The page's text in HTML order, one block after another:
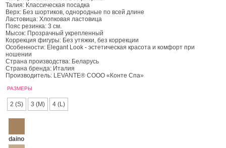
Талия: Классическая посадка
Верх: Без шортиков, однородные по всей длине
Ластовица: Хлопковая ластовица
Пояс резинка: 3 см.
Мысок: Прозрачный укрепленный
Коррекция фигуры: Без утяжки, без коррекции
Особенности: Elegant Look - эстетическая красота и комфорт при
ношении
Страна производства: Беларусь
Страна бренда: Италия
Производитель: LEVANTE® СООО «Конте Спа»
РАЗМЕРЫ
2 (S) 3 (M) 4 (L)
daino